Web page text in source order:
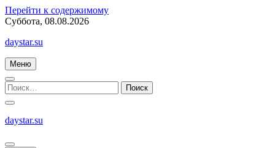
Перейти к содержимому
Суббота, 08.08.2026
daystar.su
Меню
daystar.su